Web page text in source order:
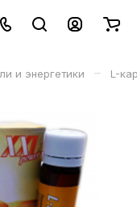
и энергетики – L-